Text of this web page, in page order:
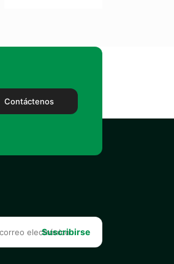
Contáctenos
Suscribirse